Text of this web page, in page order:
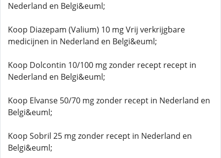
Nederland en Belgi&euml;
Koop Diazepam (Valium) 10 mg Vrij verkrijgbare
medicijnen in Nederland en Belgi&euml;
Koop Dolcontin 10/100 mg zonder recept recept in
Nederland en Belgi&euml;
Koop Elvanse 50/70 mg zonder recept in Nederland en
Belgi&euml;
Koop Sobril 25 mg zonder recept in Nederland en
Belgi&euml;